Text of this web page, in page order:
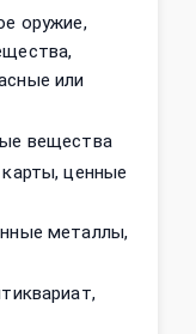
оружие,
или
вещества
ценные
металлы,